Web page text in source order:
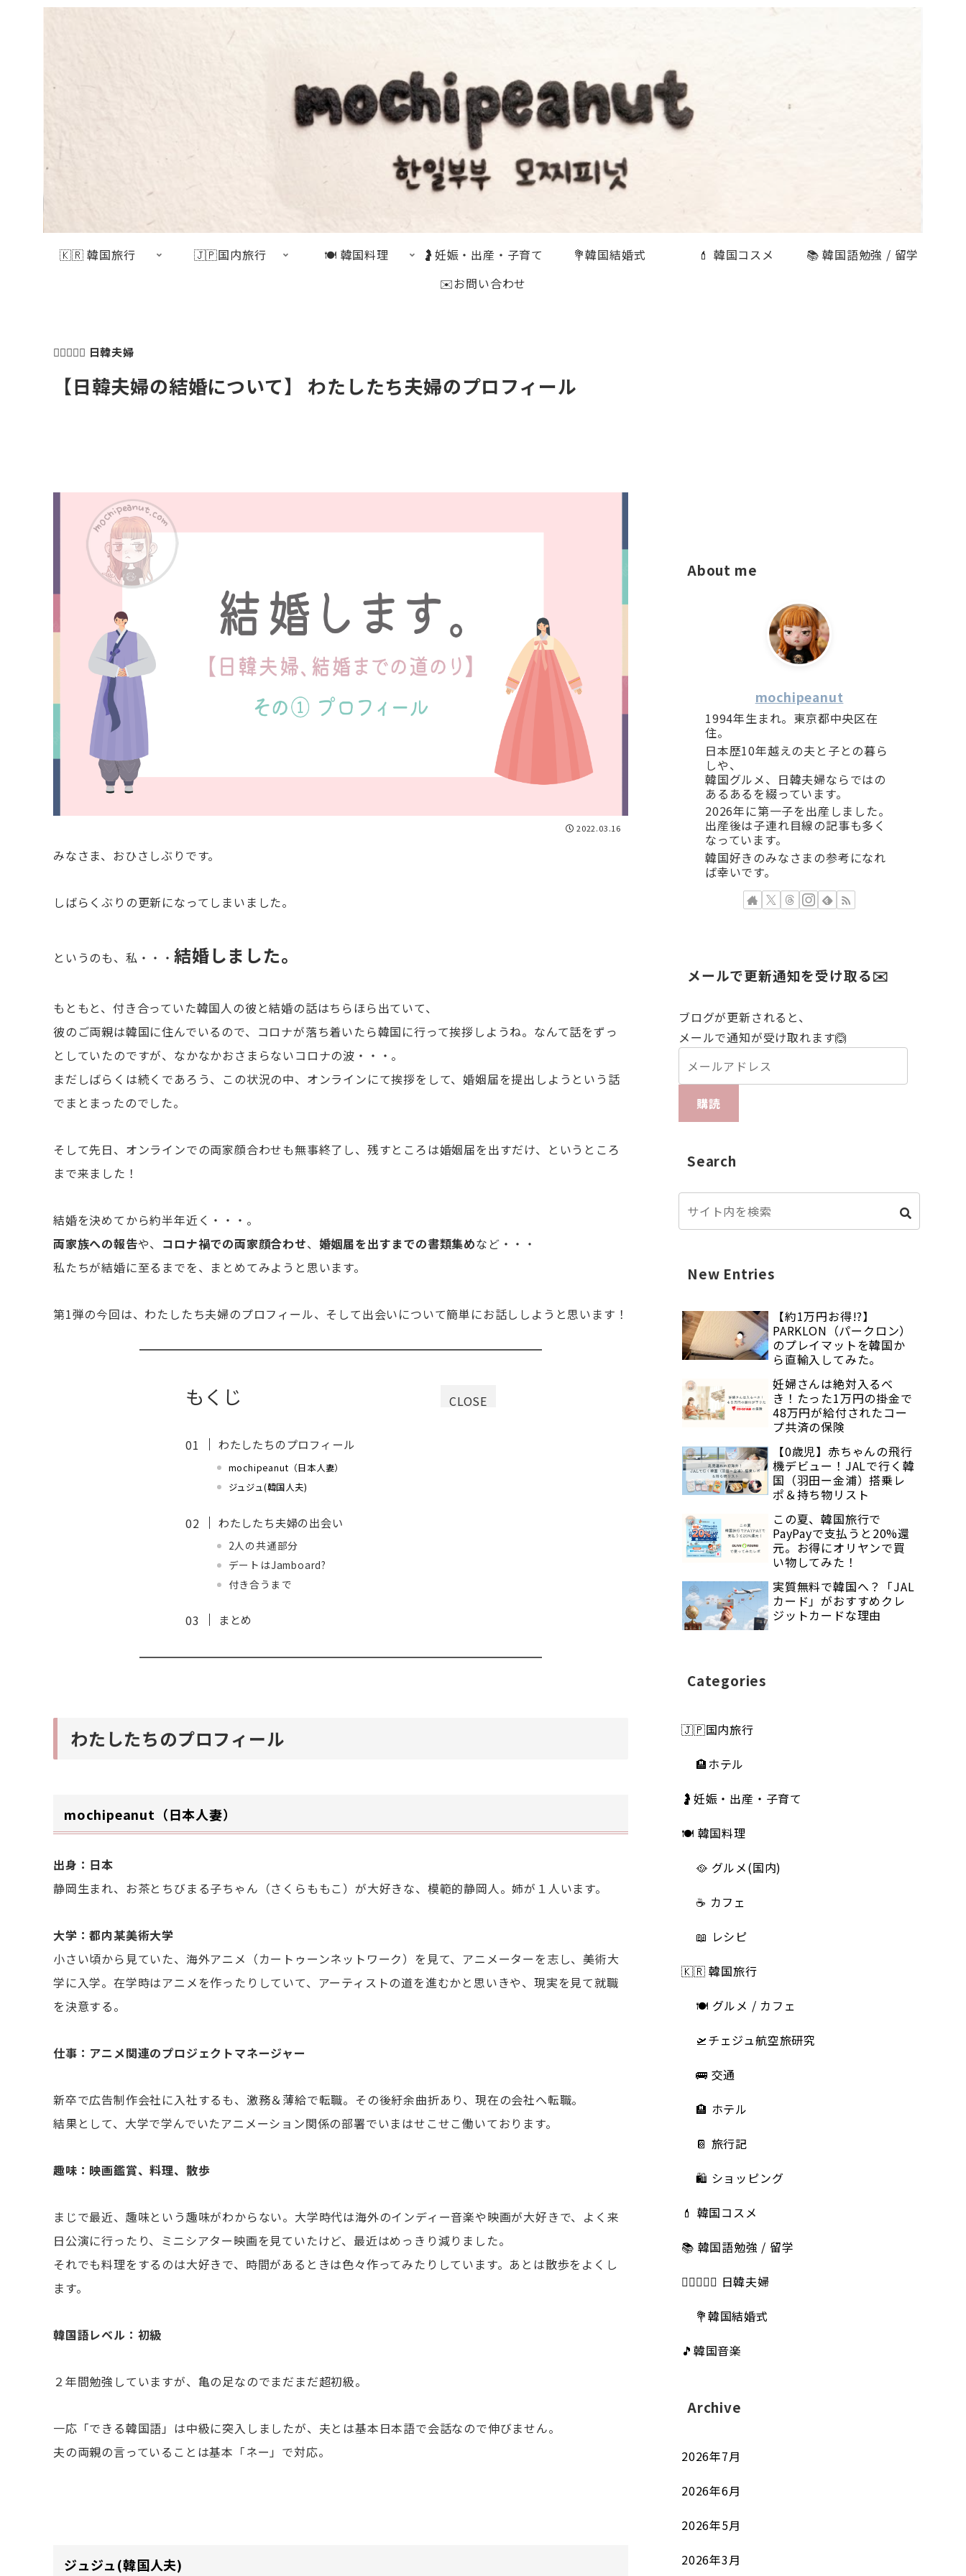
🇰🇷 韓国旅行 🇯🇵国内旅行 🍽 韓国料理 🤰妊娠・出産・子育て 💐韓国結婚式 💄 韓国コスメ
📚 韓国語勉強 / 留学
✉️お問い合わせ
👩🏻‍❤️‍👨🏻 日韓夫婦
【日韓夫婦の結婚について】 わたしたち夫婦のプロフィール
2022.03.16
みなさま、おひさしぶりです。
しばらくぶりの更新になってしまいました。
というのも、私・・・ 結婚しました。
もともと、付き合っていた韓国人の彼と結婚の話はちらほら出ていて、
彼のご両親は韓国に住んでいるので、コロナが落ち着いたら韓国に行って挨拶しようね。なんて話をずっ
としていたのですが、なかなかおさまらないコロナの波・・・。
まだしばらくは続くであろう、この状況の中、オンラインにて挨拶をして、婚姻届を提出しようという話
でまとまったのでした。
そして先日、オンラインでの両家顔合わせも無事終了し、残すところは婚姻届を出すだけ、というところ
まで来ました！
結婚を決めてから約半年近く・・・。
両家族への報告や、 コロナ禍での両家顔合わせ、 婚姻届を出すまでの書類集めなど・・・
私たちが結婚に至るまでを、まとめてみようと思います。
第1弾の今回は、わたしたち夫婦のプロフィール、そして出会いについて簡単にお話ししようと思います！
CLOSE
もくじ
わたしたちのプロフィール
mochipeanut（日本人妻）
ジュジュ(韓国人夫)
わたしたち夫婦の出会い
2人の共通部分
デートはJamboard?
付き合うまで
まとめ
わたしたちのプロフィール
mochipeanut （日本人妻）
出身：日本
静岡生まれ、お茶とちびまる子ちゃん（さくらももこ）が大好きな、模範的静岡人。姉が１人います。
大学：都内某美術大学
小さい頃から見ていた、海外アニメ（カートゥーンネットワーク）を見て、アニメーターを志し、美術大
学に入学。在学時はアニメを作ったりしていて、アーティストの道を進むかと思いきや、現実を見て就職
を決意する。
仕事：アニメ関連のプロジェクトマネージャー
新卒で広告制作会社に入社するも、激務＆薄給で転職。その後紆余曲折あり、現在の会社へ転職。
結果として、大学で学んでいたアニメーション関係の部署でいまはせこせこ働いております。
趣味：映画鑑賞、料理、散歩
まじで最近、趣味という趣味がわからない。大学時代は海外のインディー音楽や映画が大好きで、よく来
日公演に行ったり、ミニシアター映画を見ていたけど、最近はめっきり減りました。
それでも料理をするのは大好きで、時間があるときは色々作ってみたりしています。あとは散歩をよくし
ます。
韓国語レベル：初級
２年間勉強していますが、亀の足なのでまだまだ超初級。
一応「できる韓国語」は中級に突入しましたが、夫とは基本日本語で会話なので伸びません。
夫の両親の言っていることは基本「ネー」で対応。
ジュジュ(韓国人夫)
About me
mochipeanut
1994年生まれ。東京都中央区在
住。
日本歴10年越えの夫と子との暮ら
しや、
韓国グルメ、日韓夫婦ならではの
あるあるを綴っています。
2026年に第一子を出産しました。
出産後は子連れ目線の記事も多く
なっています。
韓国好きのみなさまの参考になれ
ば幸いです。
メールで更新通知を受け取る✉️
ブログが更新されると、
メールで通知が受け取れます🙆
購読
Search
New Entries
【約1万円お得!?】
PARKLON（パークロン）
のプレイマットを韓国か
ら直輸入してみた。
妊婦さんは絶対入るべ
き！たった1万円の掛金で
48万円が給付されたコー
プ共済の保険
【0歳児】赤ちゃんの飛行
機デビュー！JALで行く韓
国（羽田ー金浦）搭乗レ
ポ＆持ち物リスト
この夏、韓国旅行で
PayPayで支払うと20%還
元。お得にオリヤンで買
い物してみた！
実質無料で韓国へ？「JAL
カード」がおすすめクレ
ジットカードな理由
Categories
🇯🇵国内旅行
🏨ホテル
🤰妊娠・出産・子育て
🍽 韓国料理
🥘 グルメ(国内)
☕️ カフェ
📖 レシピ
🇰🇷 韓国旅行
🍽 グルメ / カフェ
🛫チェジュ航空旅研究
🚌 交通
🏨 ホテル
📔 旅行記
🛍️ ショッピング
💄 韓国コスメ
📚 韓国語勉強 / 留学
👩🏻‍❤️‍👨🏻 日韓夫婦
💐韓国結婚式
🎵韓国音楽
Archive
2026年7月
2026年6月
2026年5月
2026年3月